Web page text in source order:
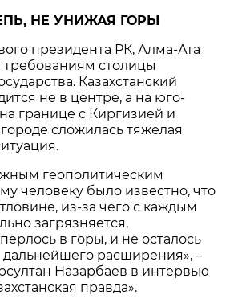
НЕ УНИЖАЯ ГОРЫ
президента РК, Алма-Ата
требованиям столицы
Казахстанский
не в центре, а на юго-
границе с Киргизией и
сложилась тяжелая
геополитическим
человеку было известно, что
из-за чего с каждым
загрязняется,
в горы, и не осталось
расширения», –
Назарбаев в интервью
правда».